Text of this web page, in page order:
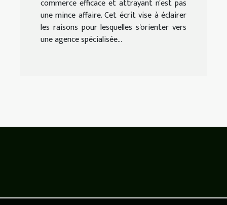
commerce efficace et attrayant n'est pas
une mince affaire. Cet écrit vise à éclairer
les raisons pour lesquelles s'orienter vers
une agence spécialisée...